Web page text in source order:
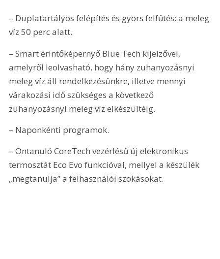
– Duplatartályos felépítés és gyors felfűtés: a meleg
víz 50 perc alatt.
– Smart érintőképernyő Blue Tech kijelzővel,
amelyről leolvasható, hogy hány zuhanyozásnyi
meleg víz áll rendelkezésünkre, illetve mennyi
várakozási idő szükséges a következő
zuhanyozásnyi meleg víz elkészültéig.
– Naponkénti programok.
– Öntanuló CoreTech vezérlésű új elektronikus
termosztát Eco Evo funkcióval, mellyel a készülék
„megtanulja” a felhasználói szokásokat.